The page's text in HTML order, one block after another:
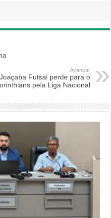
Avançar
Joaçaba Futsal perde para o
pela Liga Nacional